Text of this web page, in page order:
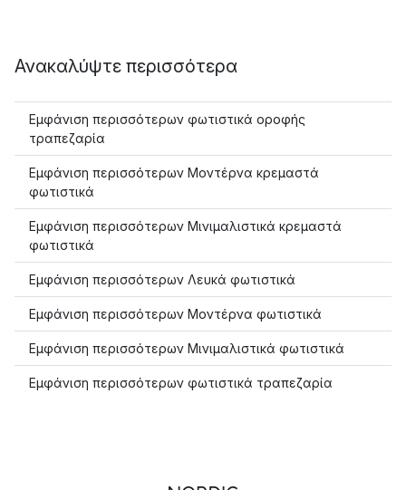
Ανακαλύψτε περισσότερα
Εμφάνιση περισσότερων φωτιστικά οροφής
τραπεζαρία
Εμφάνιση περισσότερων Μοντέρνα κρεμαστά
φωτιστικά
Εμφάνιση περισσότερων Μινιμαλιστικά κρεμαστά
φωτιστικά
Εμφάνιση περισσότερων Λευκά φωτιστικά
Εμφάνιση περισσότερων Μοντέρνα φωτιστικά
Εμφάνιση περισσότερων Μινιμαλιστικά φωτιστικά
Εμφάνιση περισσότερων φωτιστικά τραπεζαρία